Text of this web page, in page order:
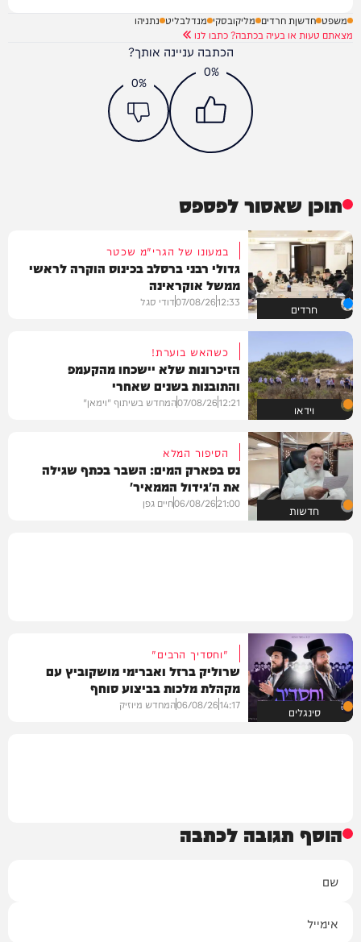
משפט חדשןת חרדים מליקובסקי מנדלבליט נתניהו
מצאתם טעות או בעיה בכתבה? כתבו לנו
הכתבה עניינה אותך?
0%
0%
תוכן שאסור לפספס
חרדים
במעונו של הגרי"מ שכטר
גדולי רבני ברסלב בכינוס הוקרה לראשי
ממשל אוקראינה
12:33
07/08/26דודי סגל
וידאו
כשהאש בוערת!
הזיכרונות שלא יישכחו מהקעמפ
והתובנות בשנים שאחרי
12:21
07/08/26המחדש בשיתוף "וימאן"
חדשות
הסיפור המלא
נס בפארק המים: השבר בכתף שגילה
את ה'גידול הממאיר'
21:00
06/08/26חיים גפן
סינגלים
"וחסדיך הרבים"
שרוליק ברזל ואברימי מושקוביץ עם
מקהלת מלכות בביצוע סוחף
14:17
06/08/26המחדש מיוזיק
הוסף תגובה לכתבה